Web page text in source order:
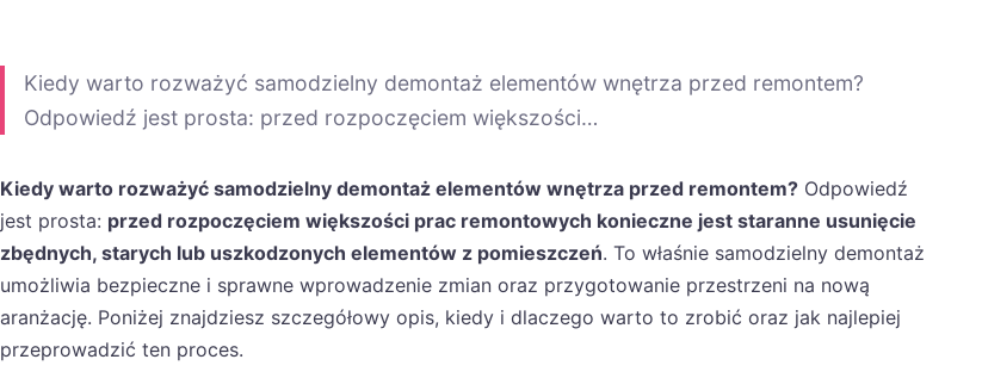
Kiedy warto rozważyć samodzielny demontaż elementów wnętrza przed remontem?
Odpowiedź jest prosta: przed rozpoczęciem większości…
Kiedy warto rozważyć samodzielny demontaż elementów wnętrza przed remontem? Odpowiedź
jest prosta: przed rozpoczęciem większości prac remontowych konieczne jest staranne usunięcie
zbędnych, starych lub uszkodzonych elementów z pomieszczeń. To właśnie samodzielny demontaż
umożliwia bezpieczne i sprawne wprowadzenie zmian oraz przygotowanie przestrzeni na nową
aranżację. Poniżej znajdziesz szczegółowy opis, kiedy i dlaczego warto to zrobić oraz jak najlepiej
przeprowadzić ten proces.